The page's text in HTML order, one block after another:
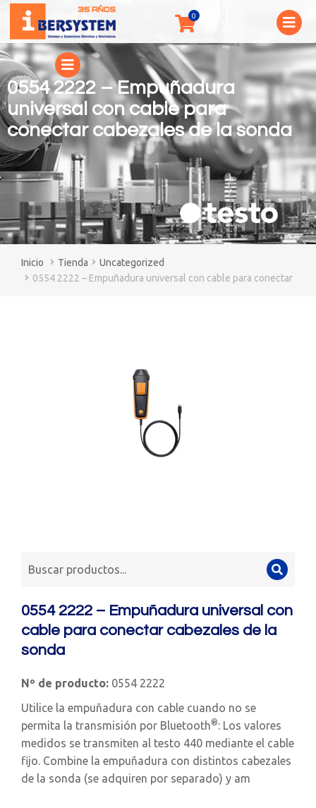
0554 2222 – Empuñadura
universal con cable para
conectar cabezales de la sonda
You are here:
Tienda
Uncategorized
0554 2222 – Empuñadura universal con cable para conectar
0554 2222 – Empuñadura universal con
cable para conectar cabezales de la
sonda
Nº de producto: 0554 2222
Utilice la empuñadura con cable cuando no se
permita la transmisión por Bluetooth®: Los valores
medidos se transmiten al testo 440 mediante el cable
fijo. Combine la empuñadura con distintos cabezales
de la sonda (se adquiren por separado) y am